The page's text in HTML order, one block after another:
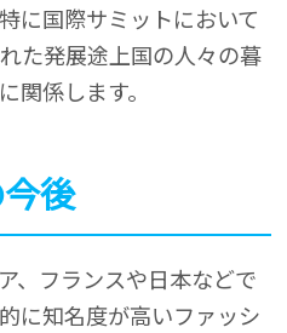
に国際サミットにおいて
た発展途上国の人々の暮
関係します。
後
、フランスや日本などで
に知名度が高いファッシ